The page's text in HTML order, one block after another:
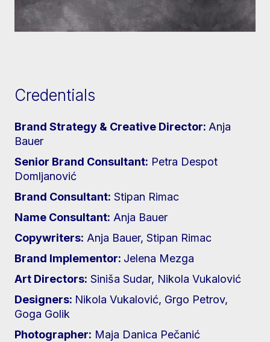
Credentials
Brand Strategy & Creative Director: Anja
Bauer
Senior Brand Consultant: Petra Despot
Domljanović
Brand Consultant: Stipan Rimac
Name Consultant: Anja Bauer
Copywriters: Anja Bauer, Stipan Rimac
Brand Implementor: Jelena Mezga
Art Directors: Siniša Sudar, Nikola Vukalović
Designers: Nikola Vukalović, Grgo Petrov,
Goga Golik
Photographer: Maja Danica Pečanić